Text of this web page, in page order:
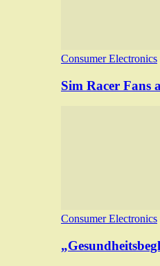
Consumer Electronics
Sim Racer Fans
Consumer Electronics